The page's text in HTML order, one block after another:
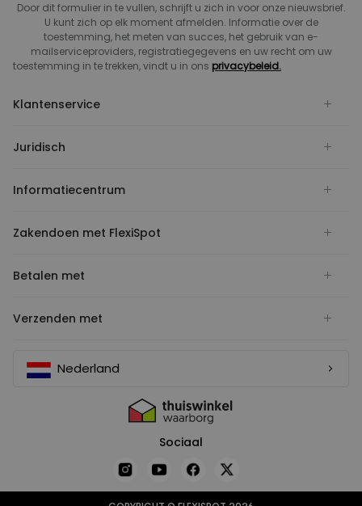
Door dit formulier in te vullen, schrijft u zich in voor onze nieuwsbrief.
U kunt zich op elk moment afmelden. Informatie over de
toestemming, het meten van succes, het gebruik van e-
mailserviceproviders, registratiegegevens en uw recht om uw
toestemming in te trekken, vindt u in ons privacybeleid.
Klantenservice
Juridisch
Informatiecentrum
Zakendoen met FlexiSpot
Betalen met
Verzenden met
Nederland
Sociaal